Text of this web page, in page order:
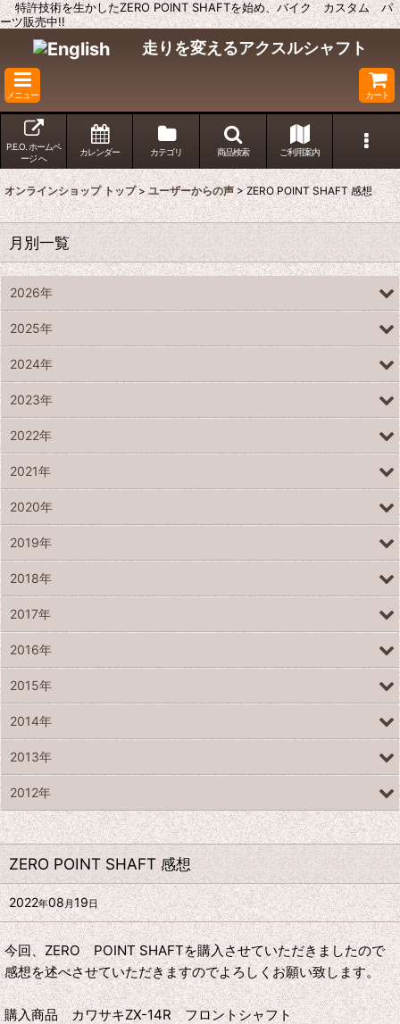
特許技術を生かしたZERO POINT SHAFTを始め、バイク カスタム パ
ーツ販売中!!
走りを変えるアクスルシャフト
メニュー カート
P.E.O. ホームペ
ージ へ
カレンダー カテゴリ 商品検索 ご利用案内
オンラインショップ トップ > ユーザーからの声 > ZERO POINT SHAFT 感想
ZERO POINT SHAFT 感想
2022年08月19日
今回、ZERO POINT SHAFTを購入させていただきましたので
感想を述べさせていただきますのでよろしくお願い致します。
購入商品 カワサキZX-14R フロントシャフト
月別一覧
2026年
2025年
2024年
2023年
2022年
2021年
2020年
2019年
2018年
2017年
2016年
2015年
2014年
2013年
2012年